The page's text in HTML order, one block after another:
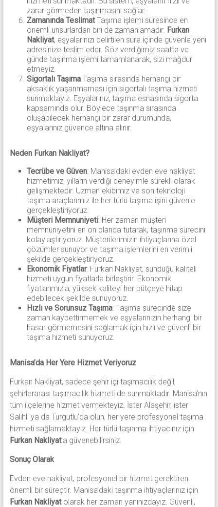
zarar görmeden taşınmasını sağlar.
Zamanında TeslimatTaşıma işlemi süresince en
önemli unsurlardan biri de zamanlamadır. Furkan
Nakliyat, eşyalarınızı belirtilen süre içinde güvenle yeni
adresinize teslim eder. Söz verdiğimiz saatte ve
günde taşınma işlemi tamamlanarak, sizi mağdur
etmeyiz.
Sigortalı TaşımaTaşıma sırasında herhangi bir
aksaklık yaşanmaması için sigortalı taşıma hizmeti
sunmaktayız. Eşyalarınız, taşıma esnasında sigorta
kapsamında olur. Böylece taşınma sırasında
oluşabilecek herhangi bir zarar durumunda,
eşyalarınız güvence altına alınır.
Neden Furkan Nakliyat?
Tecrübe ve Güven: Manisa’daki evden eve nakliyat
hizmetimiz, yılların verdiği deneyimle sürekli olarak
gelişmektedir. Uzman ekibimiz ve son teknoloji
taşıma araçlarımız ile her türlü taşıma işini güvenle
gerçekleştiriyoruz.
Müşteri Memnuniyeti: Her zaman müşteri
memnuniyetini en ön planda tutarak, taşınma sürecini
kolaylaştırıyoruz. Müşterilerimizin ihtiyaçlarına özel
çözümler sunuyor ve taşıma işlemlerini en verimli
şekilde gerçekleştiriyoruz.
Ekonomik Fiyatlar: Furkan Nakliyat, sunduğu kaliteli
hizmeti uygun fiyatlarla birleştirir. Ekonomik
fiyatlarımızla, yüksek kaliteyi her bütçeye hitap
edebilecek şekilde sunuyoruz.
Hızlı ve Sorunsuz Taşıma: Taşıma sürecinde size
zaman kaybettirmemek ve eşyalarınızın herhangi bir
hasar görmemesini sağlamak için hızlı ve güvenli bir
taşıma hizmeti sunuyoruz.
Manisa’da Her Yere Hizmet Veriyoruz
Furkan Nakliyat, sadece şehir içi taşımacılık değil,
şehirlerarası taşımacılık hizmeti de sunmaktadır. Manisa’nın
tüm ilçelerine hizmet vermekteyiz. İster Alaşehir, ister
Salihli ya da Turgutlu’da olun, her yere profesyonel taşıma
hizmeti sağlamaktayız. Her türlü taşınma ihtiyacınız için
Furkan Nakliyat’a güvenebilirsiniz.
Sonuç Olarak
Evden eve nakliyat, profesyonel bir hizmet gerektiren
önemli bir süreçtir. Manisa’daki taşınma ihtiyaçlarınız için
Furkan Nakliyatolarak her zaman yanınızdayız. Güvenli,